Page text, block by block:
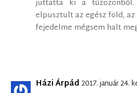
juttatta ki a
elpusztult az egész föld,
fejedelme mégsem halt
Házi Árpád 2017. január 24.